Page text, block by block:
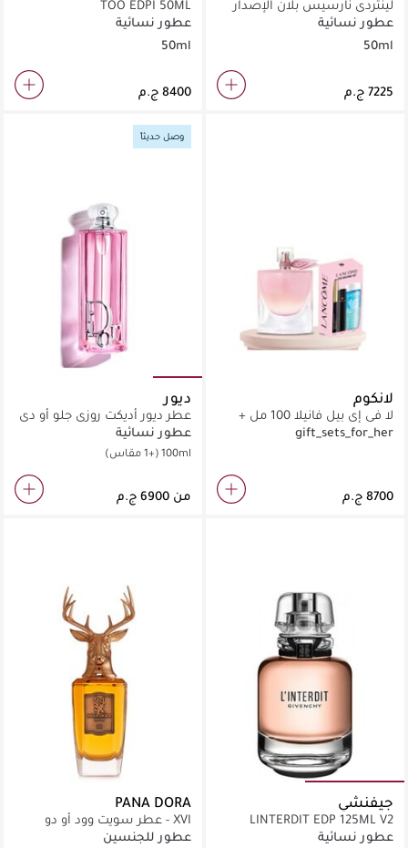
لينتردي نارسيس بلان الإصدار
المحدود
عطور نسائية
50ml
TOO EDPI 50ML
عطور نسائية
50ml
لانكوم
لا في إي بيل فانيلا 100 مل +
مجموعة هدايا
gift_sets_for_her
وصل حديثاً
ديور
عطر ديور أديكت روزي جلو أو دي
بارفان
عطور نسائية
100ml(+1 مقاس)
من
جيفنشي
LINTERDIT EDP 125ML V2
عطور نسائية
PANA DORA
XVI - عطر سويت وود أو دو
بارفان 100 مل
عطور للجنسين